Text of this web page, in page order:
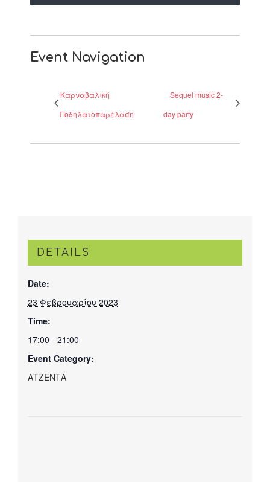
Event Navigation
Καρναβαλική
Ποδηλατοπαρέλαση
Sequel music 2-
day party
DETAILS
Date:
23 Φεβρουαρίου 2023
Time:
17:00 - 21:00
Event Category:
ΑΤΖΕΝΤΑ